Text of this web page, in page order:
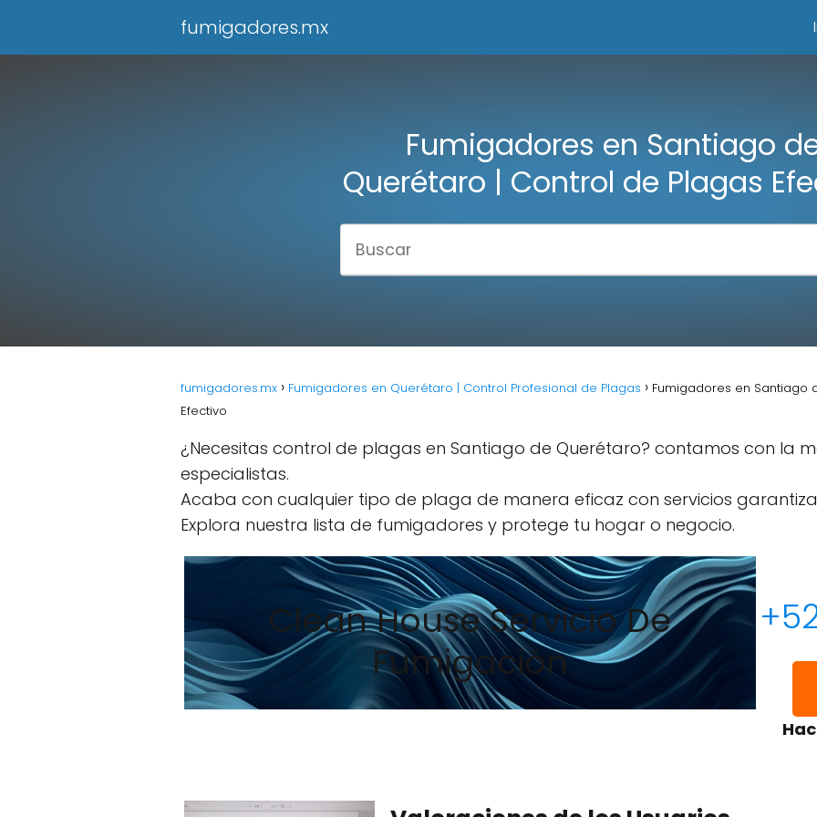
fumigadores.mx
Fumigadores en Santiago
Querétaro | Control de Plagas
fumigadores.mx Fumigadores en Querétaro | Control Profesional de Plagas
Fumigadores en Santiago
Efectivo
¿Necesitas control de plagas en Santiago de Querétaro? contamos con la
especialistas.
Acaba con cualquier tipo de plaga de manera eficaz con servicios
Explora nuestra lista de fumigadores y protege tu hogar o negocio.
Clean House Servicio De
Fumigación